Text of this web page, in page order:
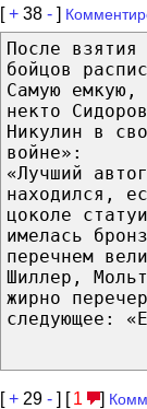
[+ 38 - ]
После
бойцов
Самую емкую,
некто
Никулин в
войне»:
«Лучший
находился,
цоколе
имелась
перечнем
Шиллер,
жирно
следующее:
[+ 29 - ] [ 1 ]